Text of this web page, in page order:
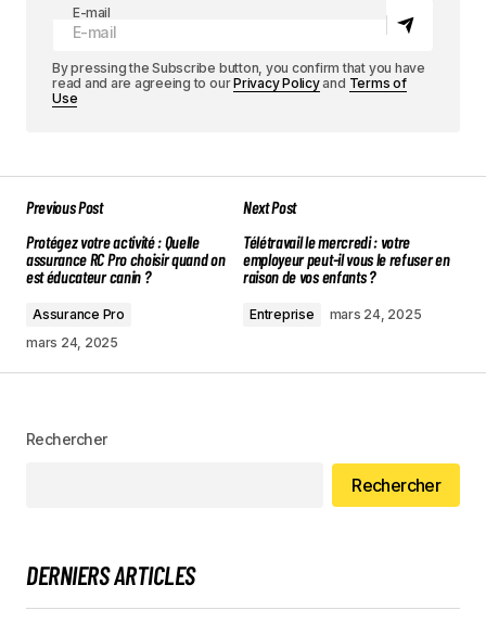
E-mail
By pressing the Subscribe button, you confirm that you have
read and are agreeing to ourPrivacy Policyand Terms of
Use
Previous Post
Protégez votre activité : Quelle
assurance RC Pro choisir quand on
est éducateur canin ?
Assurance Pro
mars 24, 2025
Next Post
Télétravail le mercredi : votre
employeur peut-il vous le refuser en
raison de vos enfants ?
Entreprise mars 24, 2025
Rechercher
Rechercher
DERNIERS ARTICLES